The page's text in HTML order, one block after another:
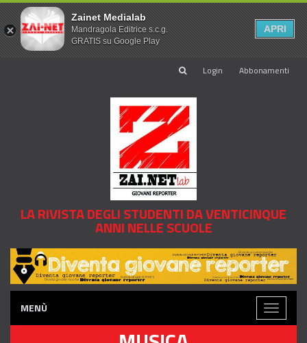
Login Abbonamenti
LA RIVISTA DEGLI STUDENTI DA VENTICINQUE
ANNI NELLE SCUOLE
MENÙ
Toggle
Zainet Medialab
Mandragola Editrice s.c.g.
GRATIS su Google Play
APRI